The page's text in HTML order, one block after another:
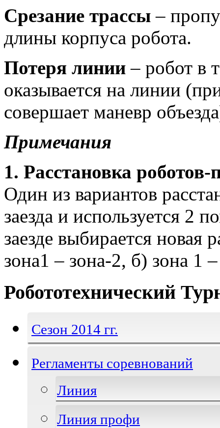
Срезание трассы –
длины корпуса робота.
Потеря линии – робот в
оказывается на линии
совершает маневр
Примечания
1. Расстановка роботов-
Один из вариантов
заезда и используется 2
заезде выбирается новая
зона1 – зона-2, б) зона 1
Робототехнический
Сезон 2014 гг.
Регламенты соревнований
Линия
Линия профи